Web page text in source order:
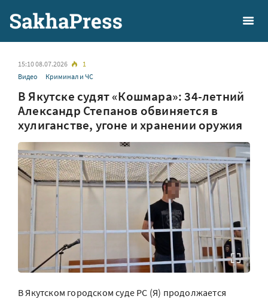
15:10 08.07.2026
1
Видео
Криминал и ЧС
В Якутске судят «Кошмара»: 34-летний
Александр Степанов обвиняется в
хулиганстве, угоне и хранении оружия
В Якутском городском суде РС (Я) продолжается